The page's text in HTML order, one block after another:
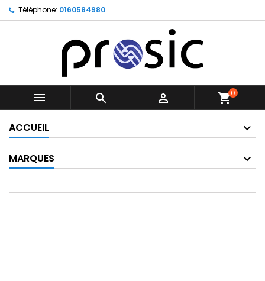
Téléphone: 0160584980
   shopping_cart0
ACCUEIL
MARQUES